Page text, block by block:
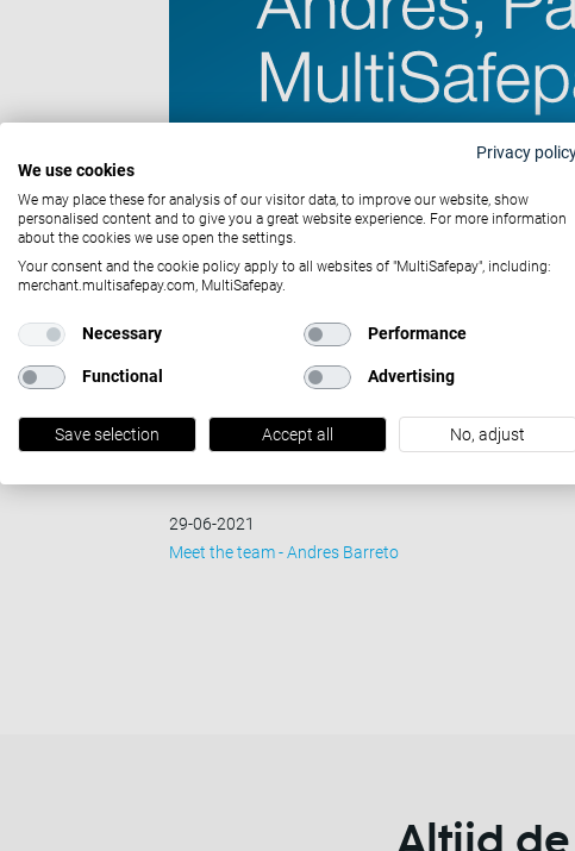
29-06-2021
Meet the team - Andres Barreto
Privacy
We use cookies
We may place these for analysis of our visitor data, to improve our website, show
personalised content and to give you a great website experience. For more information
about the cookies we use open the settings.
Your consent and the cookie policy apply to all websites of "MultiSafepay", including:
merchant.multisafepay.com, MultiSafepay.
Necessary Performance
Functional Advertising
Save selection Accept all No, adjust